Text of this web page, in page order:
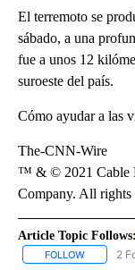
El terremoto se
sábado, a una
fue a unos 12
suroeste del país.
Cómo ayudar a las
The-CNN-Wire
™ & © 2021 Cable
Company. All rights
Article Topic Follows:
FOLLOW FOLLOW
2